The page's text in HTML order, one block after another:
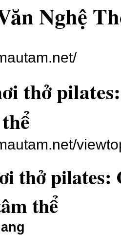
Nghệ
thở
thở pilates:
thể